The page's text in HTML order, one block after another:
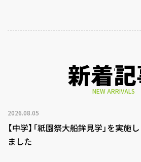
新着
NEW ARRIVALS
2026.08.05
【中学】「祇園祭大船鉾見学」を実施し
ました